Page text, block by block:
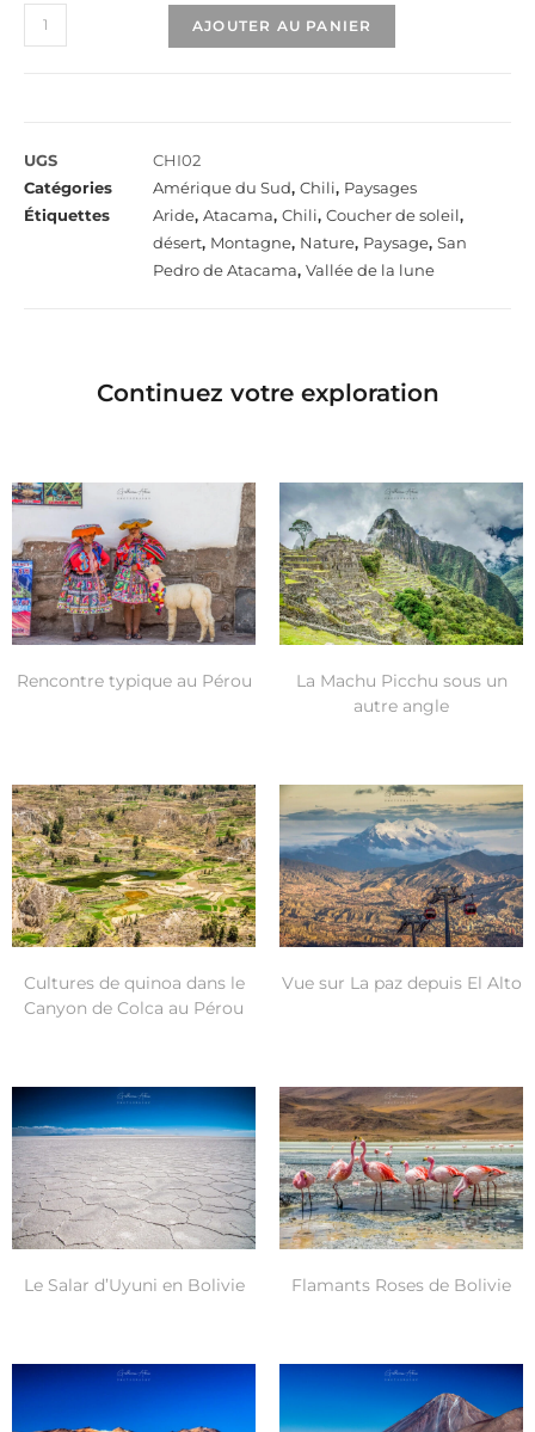
AJOUTER AU PANIER
UGS
CHI02
Catégories
Amérique du Sud, Chili, Paysages
Étiquettes
Aride, Atacama, Chili, Coucher de soleil,
désert, Montagne, Nature, Paysage, San
Pedro de Atacama, Vallée de la lune
Continuez votre exploration
Rencontre typique au Pérou
La Machu Picchu sous un
autre angle
Cultures de quinoa dans le
Canyon de Colca au Pérou
Vue sur La paz depuis El Alto
Le Salar d’Uyuni en Bolivie Flamants Roses de Bolivie